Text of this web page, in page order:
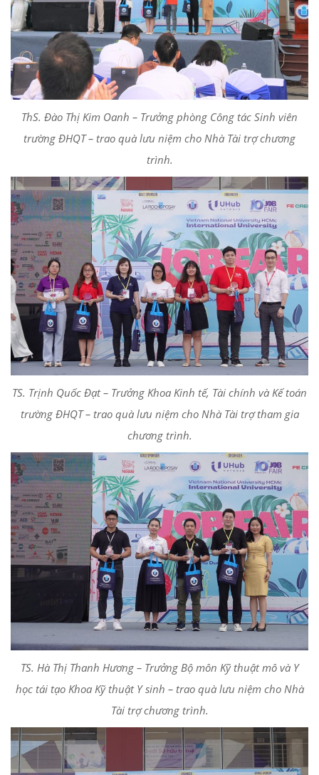
ThS. Đào Thị Kim Oanh – Trưởng phòng Công tác Sinh viên
trường ĐHQT – trao quà lưu niệm cho Nhà Tài trợ chương
trình.
TS. Trịnh Quốc Đạt – Trưởng Khoa Kinh tế, Tài chính và Kế toán
trường ĐHQT – trao quà lưu niệm cho Nhà Tài trợ tham gia
chương trình.
TS. Hà Thị Thanh Hương – Trưởng Bộ môn Kỹ thuật mô và Y
học tái tạo Khoa Kỹ thuật Y sinh – trao quà lưu niệm cho Nhà
Tài trợ chương trình.